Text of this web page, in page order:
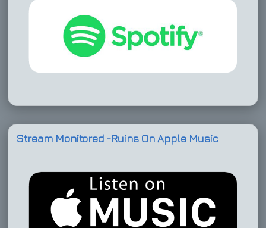
Stream Monitored -Ruins On Apple Music